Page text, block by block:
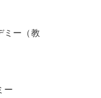
ミー（教
ー